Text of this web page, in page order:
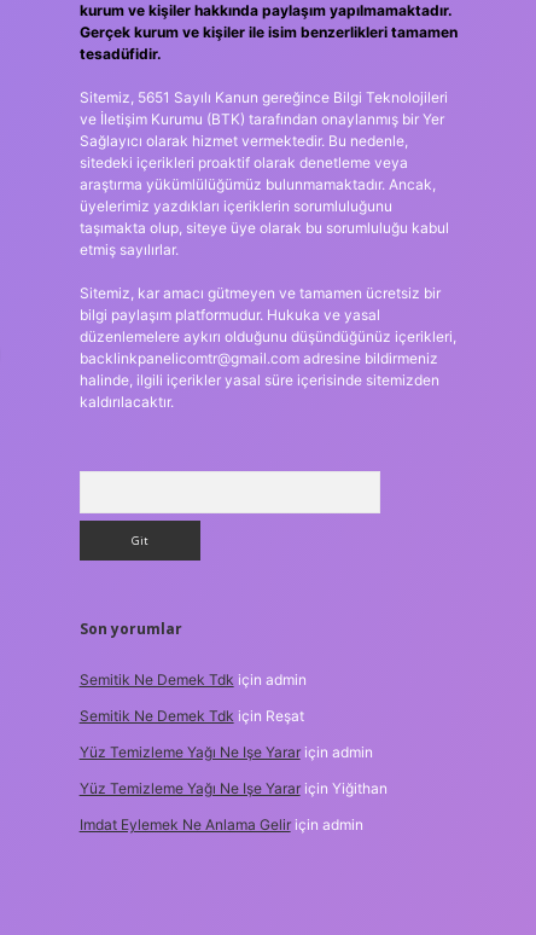
kurum ve kişiler hakkında paylaşım yapılmamaktadır.
Gerçek kurum ve kişiler ile isim benzerlikleri tamamen
tesadüfidir.
Sitemiz, 5651 Sayılı Kanun gereğince Bilgi Teknolojileri
ve İletişim Kurumu (BTK) tarafından onaylanmış bir Yer
Sağlayıcı olarak hizmet vermektedir. Bu nedenle,
sitedeki içerikleri proaktif olarak denetleme veya
araştırma yükümlülüğümüz bulunmamaktadır. Ancak,
üyelerimiz yazdıkları içeriklerin sorumluluğunu
taşımakta olup, siteye üye olarak bu sorumluluğu kabul
etmiş sayılırlar.
Sitemiz, kar amacı gütmeyen ve tamamen ücretsiz bir
bilgi paylaşım platformudur. Hukuka ve yasal
düzenlemelere aykırı olduğunu düşündüğünüz içerikleri,
backlinkpanelicomtr@gmail.comadresine bildirmeniz
halinde, ilgili içerikler yasal süre içerisinde sitemizden
kaldırılacaktır.
Son yorumlar
Semitik Ne Demek Tdk için admin
Semitik Ne Demek Tdk için Reşat
Yüz Temizleme Yağı Ne Işe Yarariçin admin
Yüz Temizleme Yağı Ne Işe Yarariçin Yiğithan
Imdat Eylemek Ne Anlama Geliriçin admin